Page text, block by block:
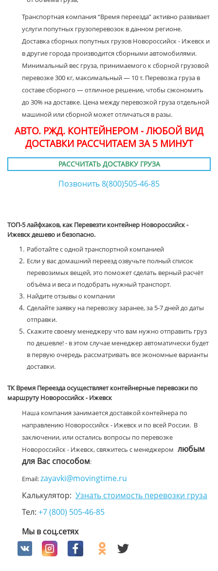
Транспортная компания “Время переезда” активно развивает
услуги попутных грузоперевозок в данном регионе.
Доставка сборных попутных грузов Новороссийск - Ижевск и
в другие города производится сборными автомобилями.
Минимальный вес груза, принимаемого к сборной грузовой
перевозке 300 кг, максимальный — 10 т. Перевозка груза в
составе сборного — отличное решение, чтобы сэкономить
до 30% на доставке. Цена между перевозкой груза отдельной
машиной или сборной может отличаться в разы.
АВТО. РЖД. КОНТЕЙНЕРОМ - ЛЮБОЙ ВИД
ДОСТАВКИ РАССЧИТАЕМ ЗА 5 МИНУТ
РАССЧИТАТЬ ДОСТАВКУ ГРУЗА
Позвонить 8(800)505-46-85
ТОП-5 лайфхаков, как Перевезти контейнер Новороссийск -
Ижевск дешево и безопасно.
Работайте с одной транспортной компанией
Если у вас домашний переезд озвучьте полный список
перевозимых вещей, это поможет сделать верный расчёт
объёма и веса и подобрать нужный транспорт.
Найдите отзывы о компании
Сделайте заявку на перевозку заранее, за 5-7 дней до даты
отправки.
Скажите своему менеджеру что вам нужно отправить груз
по дешевле! - в этом случае менеджер автоматически будет
в первую очередь рассматривать все экономные варианты
доставки.
ТК Время Переезда осуществляет контейнерные перевозки по
маршруту Новороссийск - Ижевск
Наша компания занимается доставкой контейнера по
направлению Новороссийск - Ижевск и по всей России. В
заключении, или остались вопросы по перевозке
Новороссийск - Ижевск, свяжитесь с менеджером любым
для Вас способом:
Email:zayavki@movingtime.ru
Калькулятор: Узнать стоимость перевозки груза
Тел: +7 (800) 505-46-85
Мы в соц.сетях